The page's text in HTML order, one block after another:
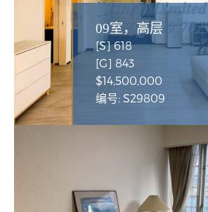
09室，高层
[S] 618
[G] 843
$14,500,000
编号: S29809